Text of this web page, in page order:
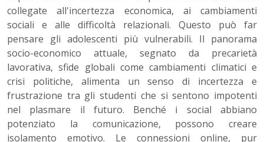
collegate all'incertezza economica, ai cambiamenti
sociali e alle difficoltà relazionali. Questo può far
pensare gli adolescenti più vulnerabili. Il panorama
socio-economico attuale, segnato da precarietà
lavorativa, sfide globali come cambiamenti climatici e
crisi politiche, alimenta un senso di incertezza e
frustrazione tra gli studenti che si sentono impotenti
nel plasmare il futuro. Benché i social abbiano
potenziato la comunicazione, possono creare
isolamento emotivo. Le connessioni online, pur